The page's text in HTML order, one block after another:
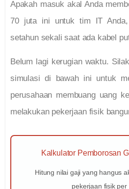
Apakah masuk akal Anda
70 juta ini untuk tim IT
setahun sekali saat ada kabel
Belum lagi kerugian waktu.
simulasi di bawah ini untuk
perusahaan membuang uang
melakukan pekerjaan fisik
Kalkulator Pemborosan
Hitung nilai gaji yang hangus
pekerjaan fisik per